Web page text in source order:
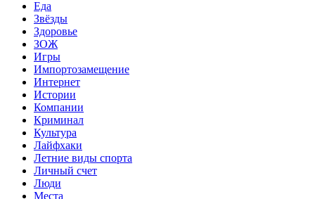
Еда
Звёзды
Здоровье
ЗОЖ
Игры
Импортозамещение
Интернет
Истории
Компании
Криминал
Культура
Лайфхаки
Летние виды спорта
Личный счет
Люди
Места